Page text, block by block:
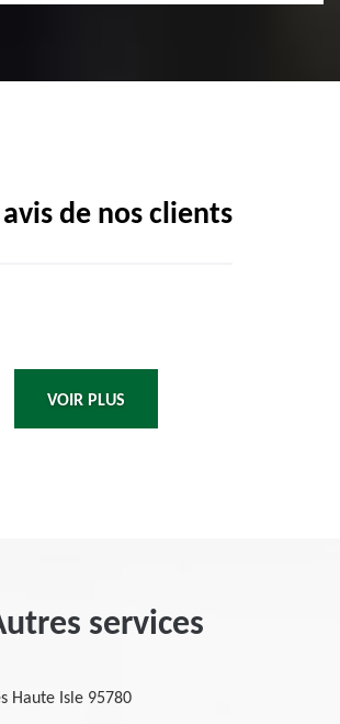
avis de nos clients
VOIR PLUS
services
Haute Isle 95780